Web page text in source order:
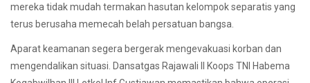
mereka tidak mudah termakan hasutan kelompok separatis yang
terus berusaha memecah belah persatuan bangsa.
Aparat keamanan segera bergerak mengevakuasi korban dan
mengendalikan situasi. Dansatgas Rajawali II Koops TNI Habema